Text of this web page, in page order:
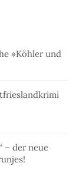
»Köhler und
– der neue